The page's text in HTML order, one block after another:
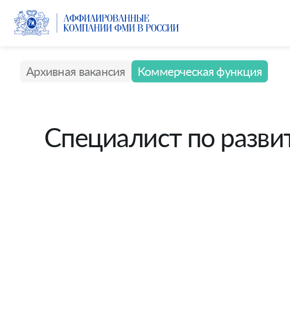
Архивная вакансия Коммерческая функция
Специалист по